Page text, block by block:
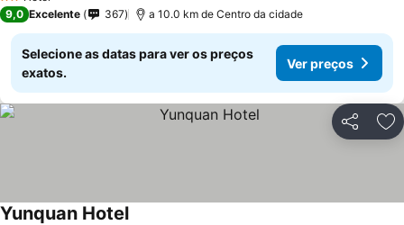
2 Estrelas
9,0 Excelente 367 a 10.0 km de Centro da cidade
Selecione as datas para ver os preços
exatos.
Ver preços
Partilhar
Yunquan Hotel